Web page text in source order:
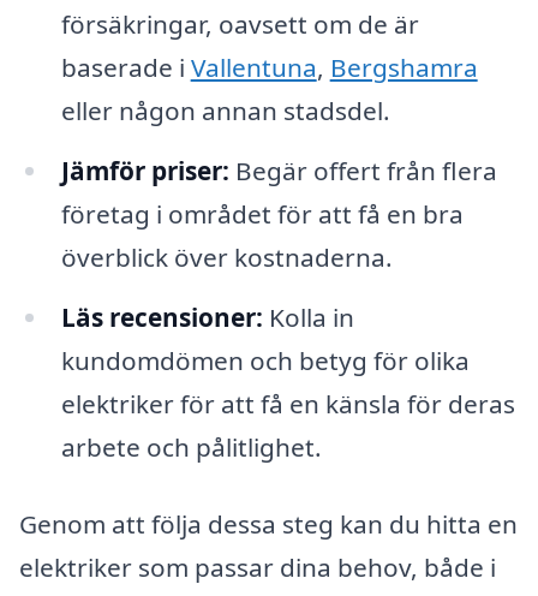
försäkringar, oavsett om de är
baserade i Vallentuna, Bergshamra
eller någon annan stadsdel.
Jämför priser: Begär offert från flera
företag i området för att få en bra
överblick över kostnaderna.
Läs recensioner: Kolla in
kundomdömen och betyg för olika
elektriker för att få en känsla för deras
arbete och pålitlighet.
Genom att följa dessa steg kan du hitta en
elektriker som passar dina behov, både i